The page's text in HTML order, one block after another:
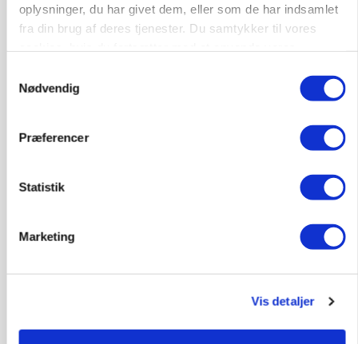
oplysninger, du har givet dem, eller som de har indsamlet
fra din brug af deres tjenester. Du samtykker til vores
Nødvendig
Præferencer
Statistik
Marketing
Vis detaljer
81
ledige stillinger
Opret agent
Se alle jobs
Elevplads tilbydes ved Ringkøbing /
dræn/entreprenørarbejde.
NY 06. aug.